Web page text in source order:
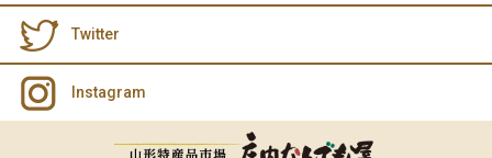
Twitter
Instagram